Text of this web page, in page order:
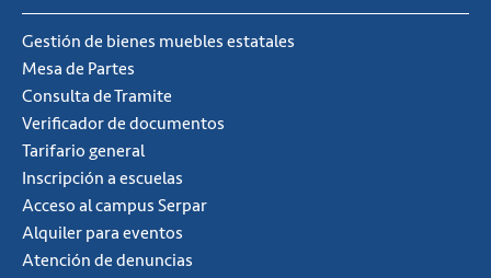
Gestión de bienes muebles estatales
Mesa de Partes
Consulta de Tramite
Verificador de documentos
Tarifario general
Inscripción a escuelas
Acceso al campus Serpar
Alquiler para eventos
Atención de denuncias